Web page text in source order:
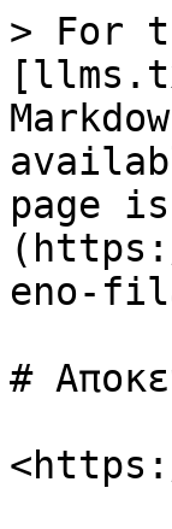
> For
page
eno-
#